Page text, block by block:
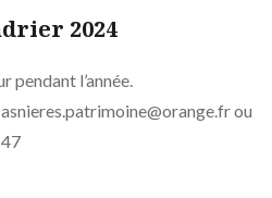
2024
pendant l’année.
ou